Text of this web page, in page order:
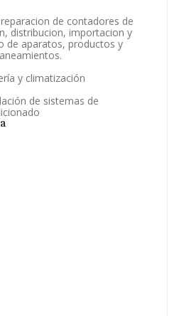
de contadores de
distribucion, importacion y
de aparatos, productos y
y climatización
de sistemas de